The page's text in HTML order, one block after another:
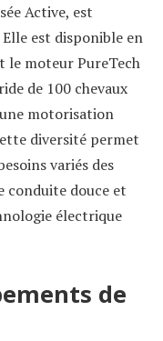
Active, est
est disponible en
moteur PureTech
de 100 chevaux
motorisation
diversité permet
variés des
conduite douce et
électrique
de